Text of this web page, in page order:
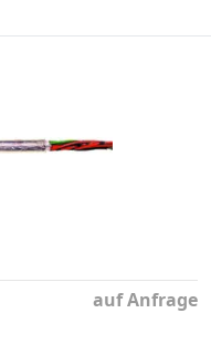
auf Anfrage